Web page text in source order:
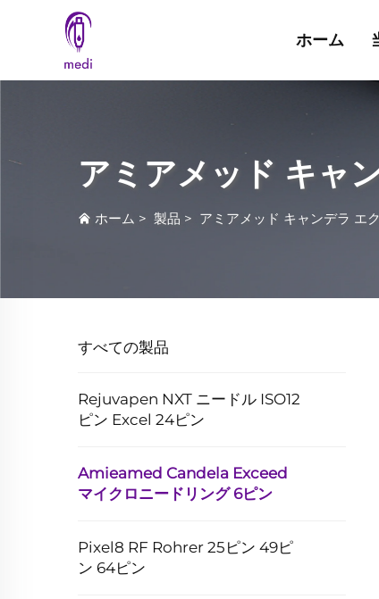
ホーム
アミアメッド キャ
ホーム > 製品 > アミアメッド キャンデラ エ
すべての製品
Rejuvapen NXT ニードル ISO12
ピン Excel 24ピン
Amieamed Candela Exceed
マイクロニードリング 6ピン
Pixel8 RF Rohrer 25ピン 49ピ
ン 64ピン